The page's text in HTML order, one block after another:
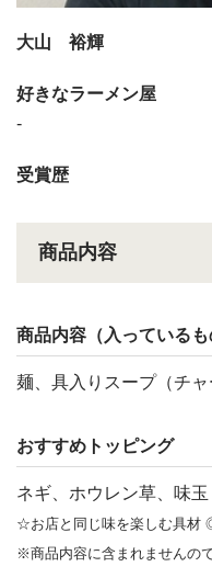
大山 裕輝
好きなラーメン屋
-
受賞歴
商品内容
商品内容（入っているも
麺、具入りスープ（チャ
おすすめトッピング
ネギ、ホウレン草、味玉
☆お店と同じ味を楽しむ具
※商品内容に含まれませんの